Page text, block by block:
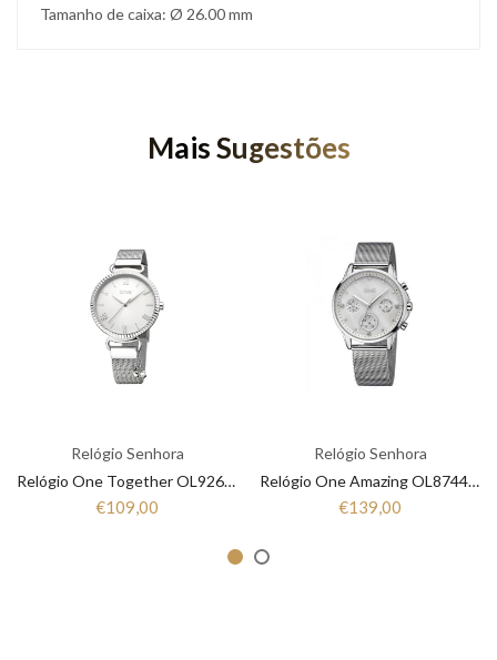
Tamanho de caixa: Ø 26.00 mm
Mais Sugestões
Relógio Senhora
Relógio One Together OL9267SS22L
€109,00
Relógio Senhora
Relógio One Amazing OL8744SS21L
€139,00